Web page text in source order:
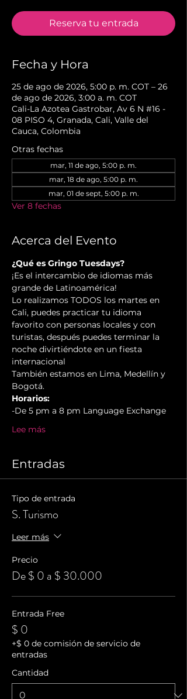
Reserva tu entrada
Fecha y Hora
25 de ago de 2026, 5:00 p. m. COT – 26
de ago de 2026, 3:00 a. m. COT
Cali-La Azotea Gastrobar, Av 6 N #16 -
08 PISO 4, Granada, Cali, Valle del
Cauca, Colombia
Otras fechas
mar, 11 de ago, 5:00 p. m.
mar, 18 de ago, 5:00 p. m.
mar, 01 de sept, 5:00 p. m.
Ver 8 fechas
Acerca del Evento
¿Qué es Gringo Tuesdays?
¡Es el intercambio de idiomas más
grande de Latinoamérica!
Lo realizamos TODOS los martes en
Cali, puedes practicar tu idioma
favorito con personas locales y con
turistas, después puedes terminar la
noche divirtiéndote en un fiesta
internacional
También estamos en Lima, Medellín y
Bogotá.
Horarios:
-De 5 pm a 8 pm Language Exchange
Lee más
Entradas
Tipo de entrada
S. Turismo
Leer más
Precio
De $ 0 a $ 30.000
Entrada Free
$ 0
+$ 0 de comisión de servicio de
entradas
Cantidad